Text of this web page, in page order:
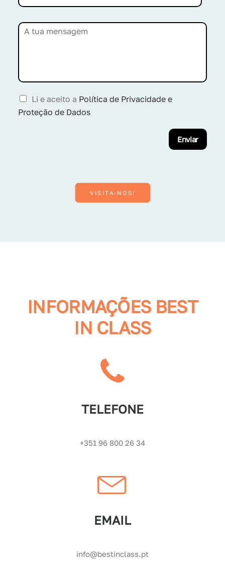
Li e aceito a Política de Privacidade e
Proteção de Dados
Enviar
VISITA-NOS!
INFORMAÇÕES BEST
IN CLASS
TELEFONE
+351 96 800 26 34
EMAIL
info@bestinclass.pt